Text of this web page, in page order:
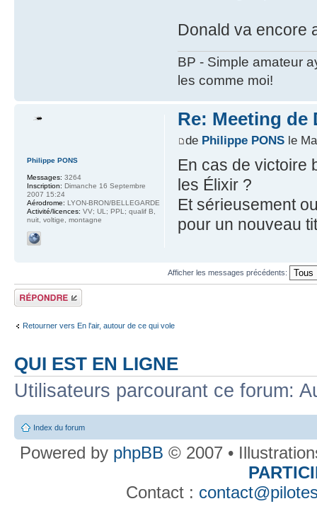
Donald va encore
BP - Simple amateur
les comme moi!
Re: Meeting de
de Philippe PONSle
En cas de victoire
les Élixir ?
Et sérieusement
pour un nouveau
Philippe PONS
Messages: 3264
Inscription: Dimanche 16 Septembre
2007 15:24
Aérodrome: LYON-BRON/BELLEGARDE
Activité/licences: VV; UL; PPL; qualif B,
nuit, voltige, montagne
Afficher les messages précédents:
Répondre
Retourner vers En l'air, autour de ce qui vole
QUI EST EN LIGNE
Utilisateurs parcourant ce forum:
Index du forum
Powered by phpBB © 2007 •
Contact :